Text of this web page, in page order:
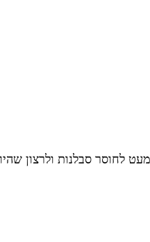
לחוסר סבלנות ולרצון